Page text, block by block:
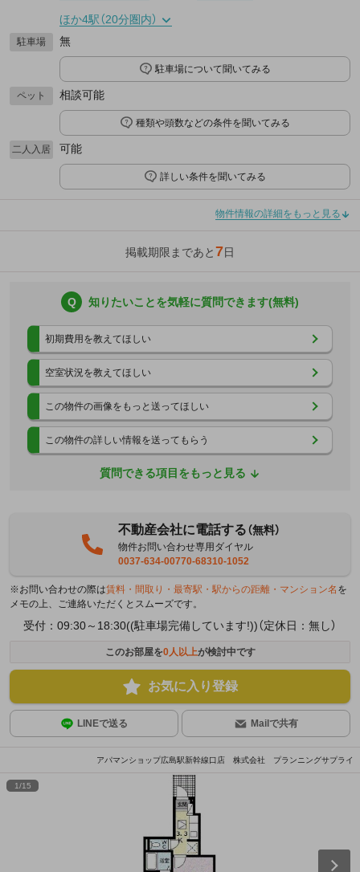
ほか4駅（20分圏内）
駐車場 無
駐車場について聞いてみる
ペット 相談可能
種類や頭数などの条件を聞いてみる
二人入居 可能
詳しい条件を聞いてみる
物件情報の詳細をもっと見る
掲載期限まであと7日
Q 知りたいことを気軽に質問できます(無料)
初期費用を教えてほしい
空室状況を教えてほしい
この物件の画像をもっと送ってほしい
この物件の詳しい情報を送ってもらう
質問できる項目をもっと見る
不動産会社に電話する（無料）
物件お問い合わせ専用ダイヤル
0037-634-00770-68310-1052
※お問い合わせの際は賃料・間取り・最寄駅・駅からの距離・マンション名 を
メモの上、ご連絡いただくとスムーズです。
受付：09:30～18:30((駐車場完備しています!))（定休日：無し）
このお部屋を0人以上が検討中です
お気に入り登録
LINEで送る Mailで共有
アパマンショップ広島駅新幹線口店 株式会社 プランニングサプライ
1/15